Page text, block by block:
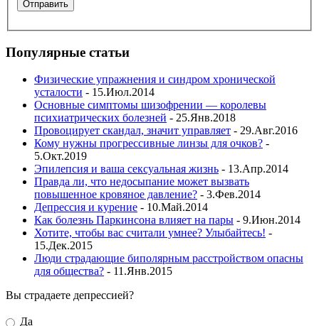
Популярные статьи
Физические упражнения и синдром хронической
усталости - 15.Июл.2014
Основные симптомы шизофрении — королевы
психиатрических болезней - 25.Янв.2018
Провоцирует скандал, значит управляет - 29.Авг.2016
Кому нужны прогрессивные линзы для очков? -
5.Окт.2019
Эпилепсия и ваша сексуальная жизнь - 13.Апр.2014
Правда ли, что недосыпание может вызвать
повышенное кровяное давление? - 3.Фев.2014
Депрессия и курение - 10.Май.2014
Как болезнь Паркинсона влияет на пары - 9.Июн.2014
Хотите, чтобы вас считали умнее? Улыбайтесь! -
15.Дек.2015
Люди страдающие биполярным расстройством опасны
для общества? - 11.Янв.2015
Вы страдаете депрессией?
Да